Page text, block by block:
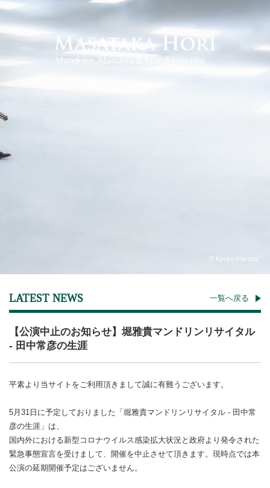
LATEST NEWS 一覧へ戻る
【公演中止のお知らせ】堀雅貴マンドリンリサイタル
- 田中常彦の生涯
平素より当サイトをご利用頂きまして誠に有難うございます。
5月31日に予定しておりました「堀雅貴マンドリンリサイタル - 田中常
彦の生涯」は、
国内外における新型コロナウイルス感染拡大状況と政府より発令された
緊急事態宣言を受けまして、開催を中止させて頂きます。現時点では本
公演の延期開催予定はございません。